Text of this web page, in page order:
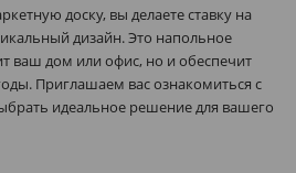
доску, вы делаете ставку на
дизайн. Это напольное
ваш дом или офис, но и обеспечит
Приглашаем вас ознакомиться с
идеальное решение для вашего